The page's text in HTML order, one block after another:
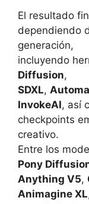
El resultado
dependiendo
generación,
incluyendo
Diffusion,
SDXL,
InvokeAI, así
checkpoints
creativo.
Entre los
Pony
Anything V5,
Animagine XL